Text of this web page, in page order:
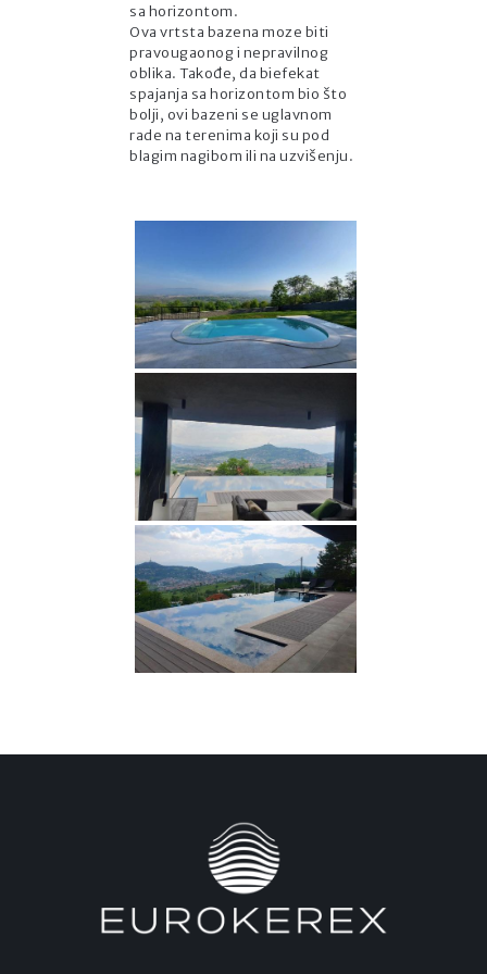
sa horizontom.
Ova vrtsta bazena moze biti
pravougaonog i nepravilnog
oblika. Takođe, da biefekat
spajanja sa horizontom bio što
bolji, ovi bazeni se uglavnom
rade na terenima koji su pod
blagim nagibom ili na uzvišenju.